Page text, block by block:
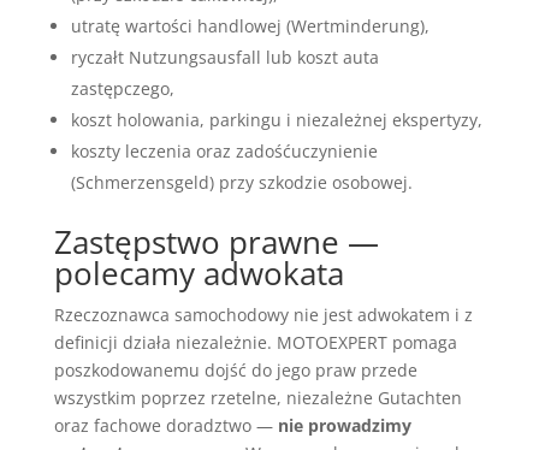
utratę wartości handlowej (Wertminderung),
ryczałt Nutzungsausfall lub koszt auta
zastępczego,
koszt holowania, parkingu i niezależnej ekspertyzy,
koszty leczenia oraz zadośćuczynienie
(Schmerzensgeld) przy szkodzie osobowej.
Zastępstwo prawne —
polecamy adwokata
Rzeczoznawca samochodowy nie jest adwokatem i z
definicji działa niezależnie. MOTOEXPERT pomaga
poszkodowanemu dojść do jego praw przede
wszystkim poprzez rzetelne, niezależne Gutachten
oraz fachowe doradztwo — nie prowadzimy